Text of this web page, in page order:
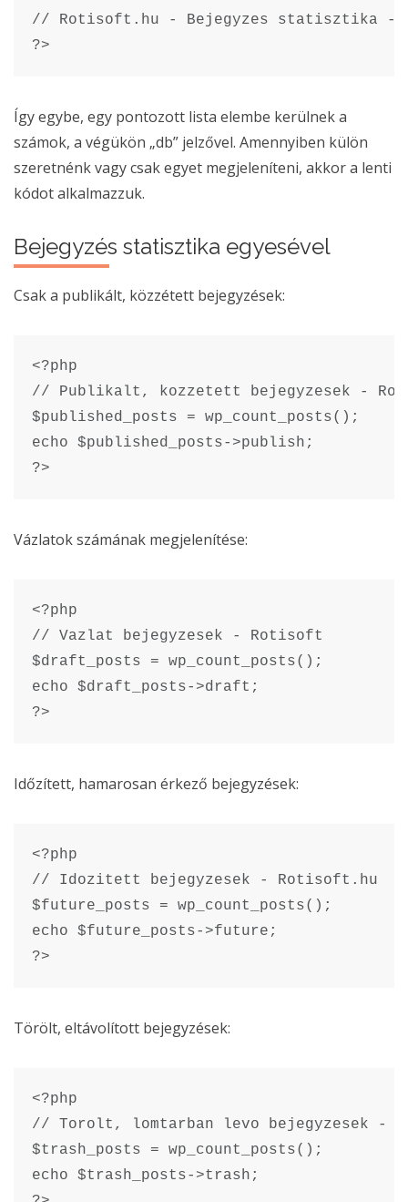
// Rotisoft.hu - Bejegyzes statisztika -
?>
Így egybe, egy pontozott lista elembe kerülnek a
számok, a végükön „db” jelzővel. Amennyiben külön
szeretnénk vagy csak egyet megjeleníteni, akkor a lenti
kódot alkalmazzuk.
Bejegyzés statisztika egyesével
Csak a publikált, közzétett bejegyzések:
<?php
// Publikalt, kozzetett bejegyzesek -
$published_posts = wp_count_posts();
echo $published_posts->publish;
?>
Vázlatok számának megjelenítése:
<?php
// Vazlat bejegyzesek - Rotisoft
$draft_posts = wp_count_posts();
echo $draft_posts->draft;
?>
Időzített, hamarosan érkező bejegyzések:
<?php
// Idozitett bejegyzesek - Rotisoft.hu
$future_posts = wp_count_posts();
echo $future_posts->future;
?>
Törölt, eltávolított bejegyzések:
<?php
// Torolt, lomtarban levo bejegyzesek -
$trash_posts = wp_count_posts();
echo $trash_posts->trash;